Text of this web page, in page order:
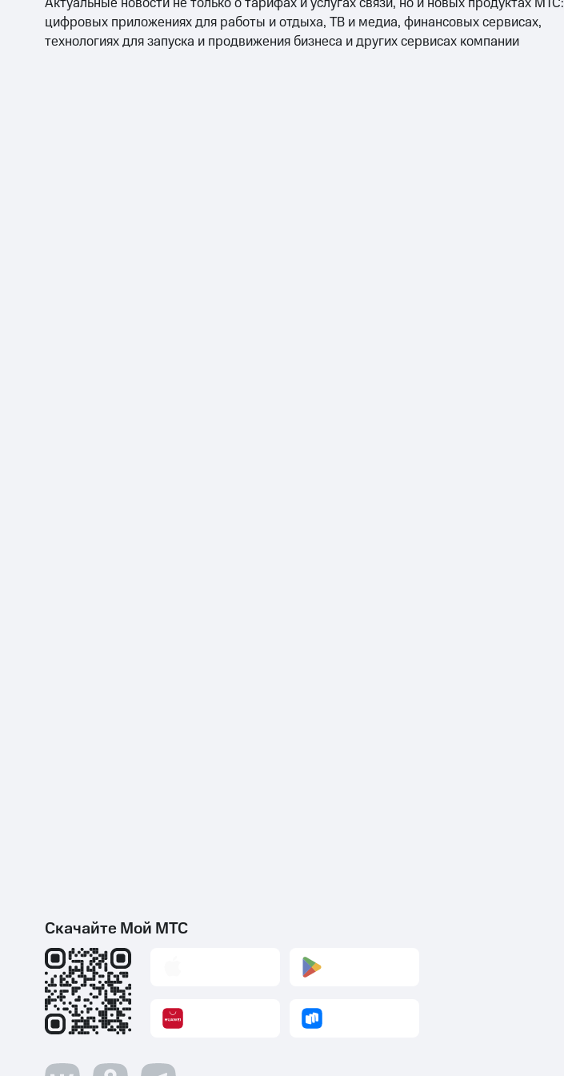
цифровых приложениях для работы и отдыха, ТВ и медиа, финансовых сервисах,
технологиях для запуска и продвижения бизнеса и других сервисах компании
Скачайте Мой МТС